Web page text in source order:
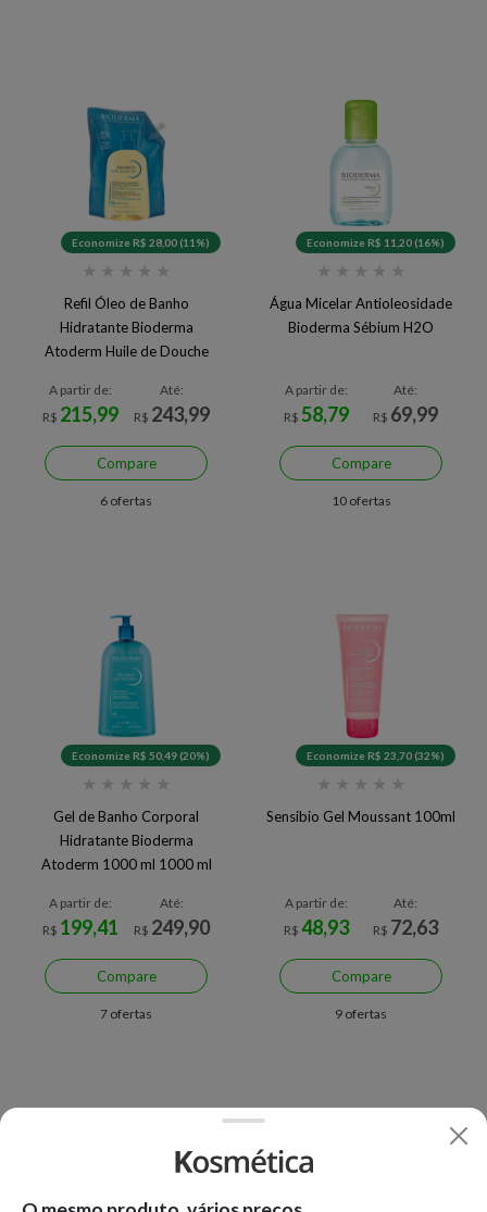
Economize R$ 28,00 (11%)
★ ★ ★ ★ ★
Refil Óleo de Banho
Hidratante Bioderma
Atoderm Huile de Douche
A partir de:
R$ 215,99
Até:
R$ 243,99
Compare
6 ofertas
Economize R$ 11,20 (16%)
★ ★ ★ ★ ★
Água Micelar Antioleosidade
Bioderma Sébium H2O
A partir de:
R$58,79
Até:
R$ 69,99
Compare
10 ofertas
Economize R$ 50,49 (20%)
★ ★ ★ ★ ★
Gel de Banho Corporal
Hidratante Bioderma
Atoderm 1000 ml 1000 ml
A partir de:
R$ 199,41
Até:
R$ 249,90
Compare
7 ofertas
Economize R$ 23,70 (32%)
★ ★ ★ ★ ★
Sensibio Gel Moussant 100ml
A partir de:
R$48,93
Até:
R$ 72,63
Compare
9 ofertas